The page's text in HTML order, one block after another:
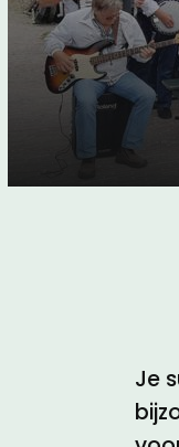
het
06 januari
Je